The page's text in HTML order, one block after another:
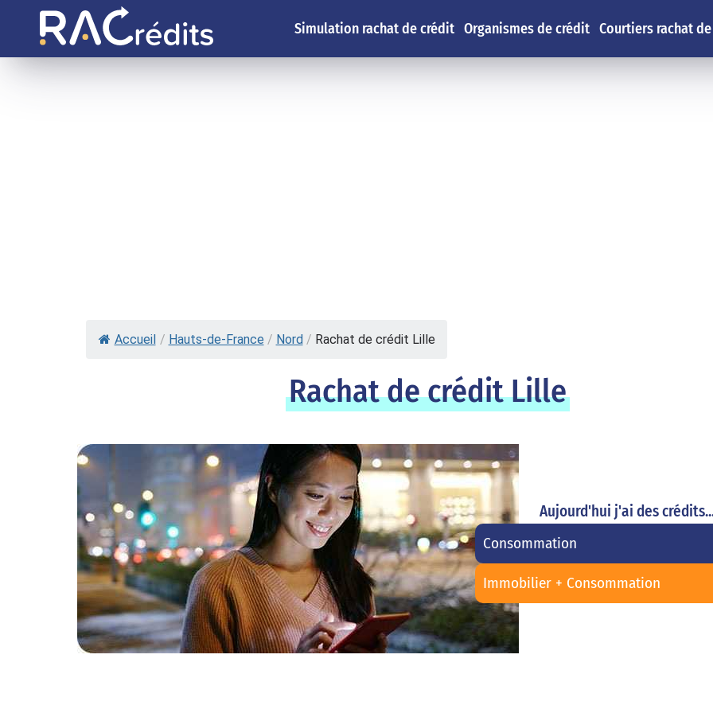
Simulation rachat de crédit Organismes de crédit Courtiers rachat
Accueil / Hauts-de-France / Nord / Rachat de crédit Lille
Rachat de crédit Lille
Aujourd'hui j'ai des
Consommation
Immobilier + Consommation